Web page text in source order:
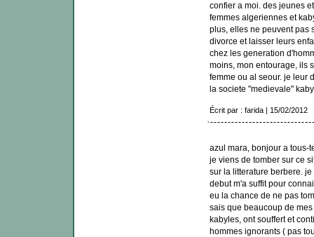
confier a moi. des jeunes
femmes algeriennes et
plus, elles ne peuvent pas
divorce et laisser leurs
chez les generation
moins, mon entourage, ils
femme ou al seour. je leur
la societe "medievale"
Écrit par : farida | 15/02/2012
azul mara, bonjour a tous-
je viens de tomber sur ce
sur la litterature berbere.
debut m'a suffit pour
eu la chance de ne pas
sais que beaucoup de
kabyles, ont souffert et
hommes ignorants ( pas